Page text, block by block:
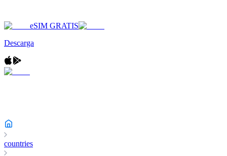
eSIM GRATIS
Descarga
countries